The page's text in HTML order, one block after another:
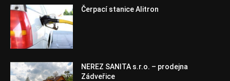
Čerpací stanice Alitron
NEREZ SANITA s.r.o. – prodejna
Zádveřice